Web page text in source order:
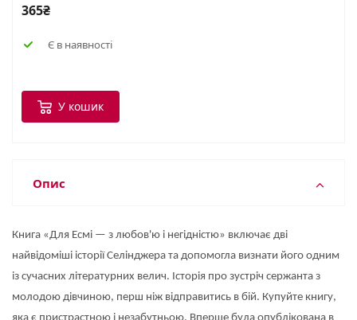
365₴
Є в наявності
У кошик
Опис
Книга «Для Есмі — з любов'ю і негідністю» включає дві
найвідоміші історії Селінджера та допомогла визнати його одним
із сучасних літературних велич. Історія про зустріч сержанта з
молодою дівчиною, перш ніж відправитись в бій. Купуйте книгу,